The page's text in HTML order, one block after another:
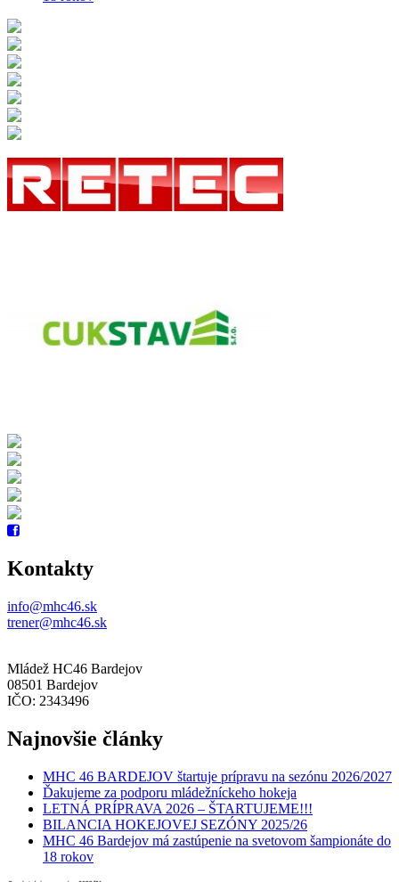
Kontakty
info@mhc46.sk
trener@mhc46.sk
Mládež HC46 Bardejov
08501 Bardejov
IČO: 2343496
Najnovšie články
MHC 46 BARDEJOV štartuje prípravu na sezónu 2026/2027
Ďakujeme za podporu mládežníckeho hokeja
LETNÁ PRÍPRAVA 2026 – ŠTARTUJEME!!!
BILANCIA HOKEJOVEJ SEZÓNY 2025/26
MHC 46 Bardejov má zastúpenie na svetovom šampionáte do
18 rokov